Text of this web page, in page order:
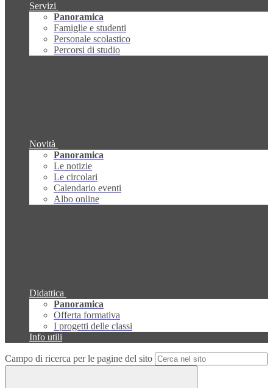
Servizi
Panoramica
Famiglie e studenti
Personale scolastico
Percorsi di studio
Novità
Panoramica
Le notizie
Le circolari
Calendario eventi
Albo online
Didattica
Panoramica
Offerta formativa
I progetti delle classi
Info utili
Campo di ricerca per le pagine del sito